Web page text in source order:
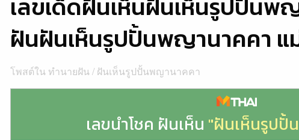
เลขเด็ดฝันเห็นฝันเห็นรูปปั้นพ
ฝันฝันเห็นรูปปั้นพญานาคคา แ
โพสต์ใน ทำนายฝัน/ ฝันเห็นรูปปั้นพญานาคคา
เลขนำโชค ฝันเห็น "ฝันเห็นรูปปั้